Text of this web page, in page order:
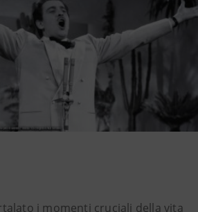
i momenti cruciali della vita